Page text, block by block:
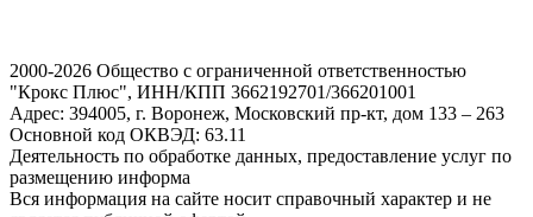
2000-2026 Общество с ограниченной ответственностью
"Крокс Плюс", ИНН/КПП 3662192701/366201001
Адрес: 394005, г. Воронеж, Московский пр-кт, дом 133 – 263
Основной код ОКВЭД: 63.11
Деятельность по обработке данных, предоставление услуг по
размещению информа
Вся информация на сайте носит справочный характер и не